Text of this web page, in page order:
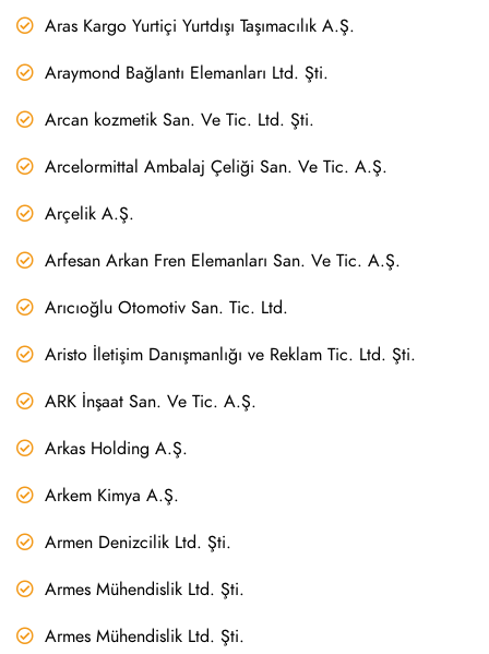
Aras Kargo Yurtiçi Yurtdışı Taşımacılık A.Ş.
Araymond Bağlantı Elemanları Ltd. Şti.
Arcan kozmetik San. Ve Tic. Ltd. Şti.
Arcelormittal Ambalaj Çeliği San. Ve Tic. A.Ş.
Arçelik A.Ş.
Arfesan Arkan Fren Elemanları San. Ve Tic. A.Ş.
Arıcıoğlu Otomotiv San. Tic. Ltd.
Aristo İletişim Danışmanlığı ve Reklam Tic. Ltd. Şti.
ARK İnşaat San. Ve Tic. A.Ş.
Arkas Holding A.Ş.
Arkem Kimya A.Ş.
Armen Denizcilik Ltd. Şti.
Armes Mühendislik Ltd. Şti.
Armes Mühendislik Ltd. Şti.